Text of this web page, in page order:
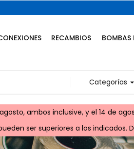
RECAMBIOS BOMBAS
Categorías
ambos inclusive, y el 14 de
ser superiores a los indicados.